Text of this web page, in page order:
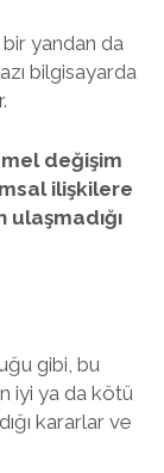
yandan da
bilgisayarda
değişim
ilişkilere
ulaşmadığı
gibi, bu
iyi ya da kötü
kararlar ve